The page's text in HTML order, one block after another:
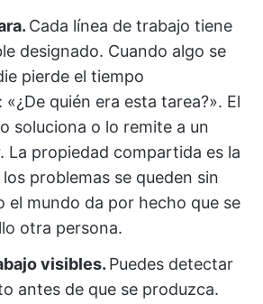
Cada línea de trabajo tiene
designado. Cuando algo se
pierde el tiempo
quién era esta tarea?». El
soluciona o lo remite a un
La propiedad compartida es la
problemas se queden sin
el mundo da por hecho que se
otra persona.
visibles. Puedes detectar
antes de que se produzca.